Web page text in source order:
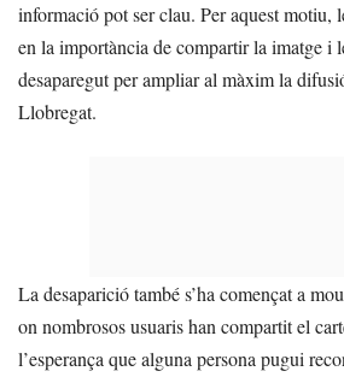
informació pot ser clau. Per aquest motiu,
en la importància de compartir la imatge i
desaparegut per ampliar al màxim la
Llobregat.
La desaparició també s’ha començat a
on nombrosos usuaris han compartit el
l’esperança que alguna persona pugui